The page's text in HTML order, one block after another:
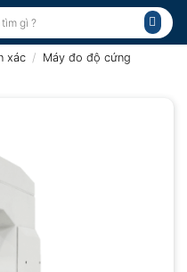
xác / Máy đo độ cứng